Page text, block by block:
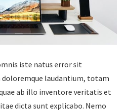
iste natus error sit
laudantium, totam
ab illo inventore veritatis et
dicta sunt explicabo. Nemo